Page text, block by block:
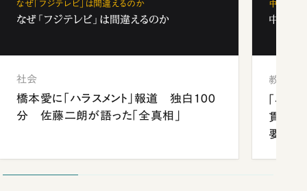
なぜ「フジテレビ」は間違えるのか
なぜ「フジテレビ」は間違えるのか
社会
橋本愛に「ハラスメント」報道 独白100
分 佐藤二朗が語った「全真相」
中学受験
中学受
教育
「早
貫校へ
要だっ